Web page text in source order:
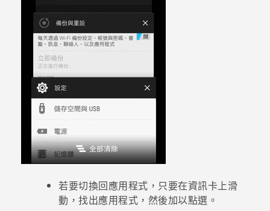
若要切換回應用程式，只要在資訊卡上滑
動，找出應用程式，然後加以點選。